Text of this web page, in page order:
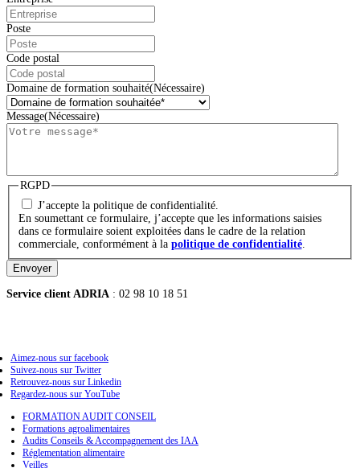
Poste
Code postal
Domaine de formation souhaité(Nécessaire)
Message(Nécessaire)
RGPD
J’accepte la politique de confidentialité.
En soumettant ce formulaire, j’accepte que les informations saisies
dans ce formulaire soient exploitées dans le cadre de la relation
commerciale, conformément à la politique de confidentialité.
Envoyer
Service client ADRIA : 02 98 10 18 51
Aimez-nous sur facebook
Suivez-nous sur Twitter
Retrouvez-nous sur Linkedin
Regardez-nous sur YouTube
FORMATION AUDIT CONSEIL
Formations agroalimentaires
Audits Conseils & Accompagnement des IAA
Réglementation alimentaire
Veilles